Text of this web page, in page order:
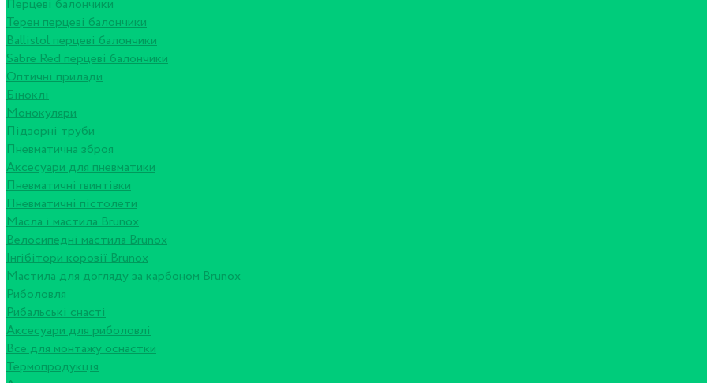
Перцеві балончики
Терен перцеві балончики
Ballistol перцеві балончики
Sabre Red перцеві балончики
Оптичні прилади
Біноклі
Монокуляри
Підзорні труби
Пневматична зброя
Аксесуари для пневматики
Пневматичні гвинтівки
Пневматичні пістолети
Масла і мастила Brunox
Велосипедні мастила Brunox
Інгібітори корозії Brunox
Мастила для догляду за карбоном Brunox
Риболовля
Рибальські снасті
Аксесуари для риболовлі
Все для монтажу оснастки
Термопродукція